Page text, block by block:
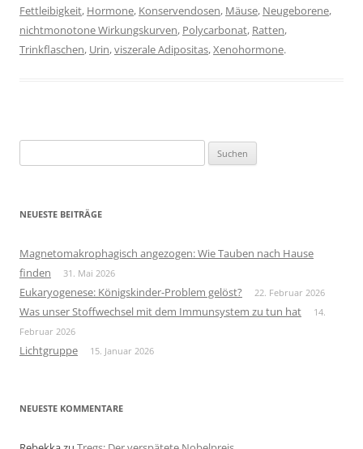
Fettleibigkeit, Hormone, Konservendosen, Mäuse, Neugeborene,
nichtmonotone Wirkungskurven, Polycarbonat, Ratten,
Trinkflaschen, Urin,viszerale Adipositas,Xenohormone.
nach:
NEUESTE BEITRÄGE
Magnetomakrophagisch angezogen: Wie Tauben nach Hause
finden
31. Mai 2026
Eukaryogenese: Königskinder-Problem gelöst? 22. Februar 2026
Was unser Stoffwechsel mit dem Immunsystem zu tun hat
14.
Februar 2026
Lichtgruppe 15. Januar 2026
NEUESTE KOMMENTARE